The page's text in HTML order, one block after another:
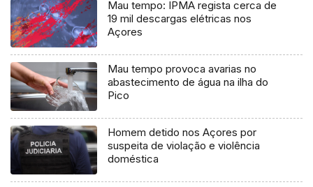
Mau tempo: IPMA regista cerca de
19 mil descargas elétricas nos
Açores
Mau tempo provoca avarias no
abastecimento de água na ilha do
Pico
Homem detido nos Açores por
suspeita de violação e violência
doméstica